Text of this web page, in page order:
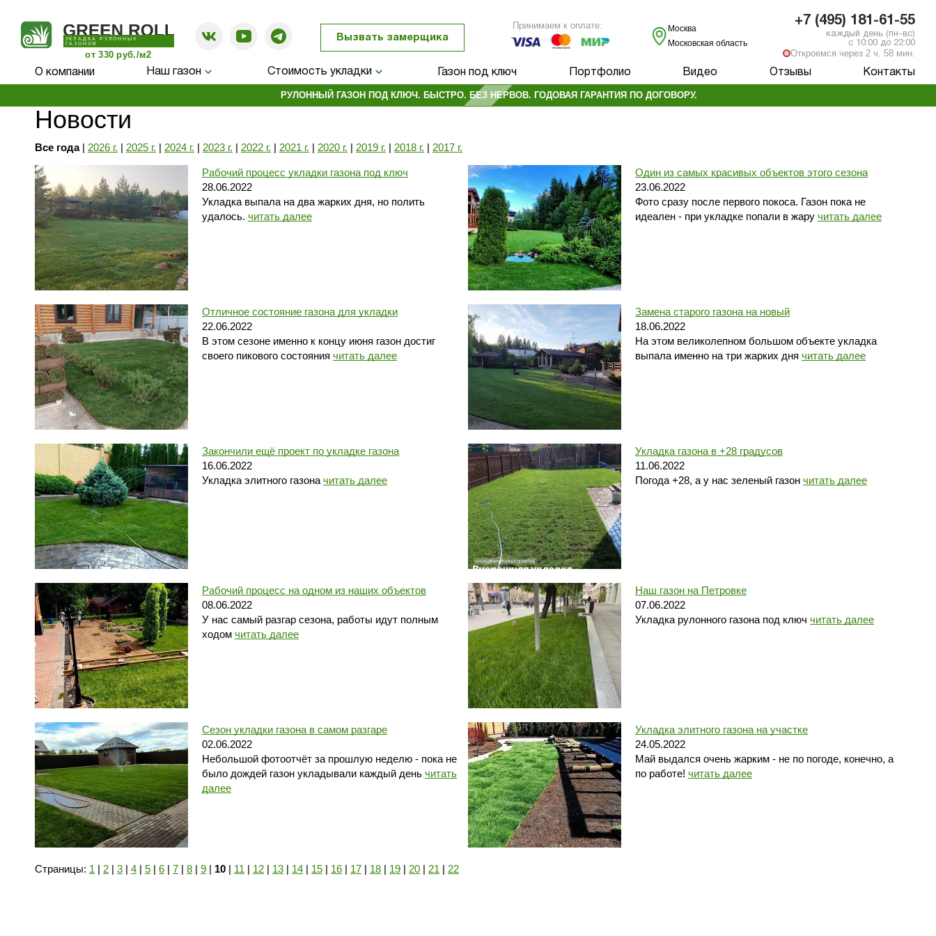
УКЛАДКА РУЛОННЫХ
ГАЗОНОВ
от 330 руб./м2
Вызвать замерщика
Принимаем к оплате:
Москва
Московская область
+7 (495) 181-61-55
каждый день (пн-вс)
с 10:00 до 22:00
Откроемся через 2 ч. 58 мин.
О компании Наш газон Стоимость укладки Газон под ключ Портфолио Видео Отзывы Контакты
РУЛОННЫЙ ГАЗОН ПОД КЛЮЧ. БЫСТРО. БЕЗ НЕРВОВ. ГОДОВАЯ ГАРАНТИЯ ПО ДОГОВОРУ.
Новости
Все года| 2026 г. | 2025 г. | 2024 г. | 2023 г. | 2022 г. | 2021 г. | 2020 г. | 2019 г. | 2018 г. | 2017 г.
Рабочий процесс укладки газона под ключ
28.06.2022
Укладка выпала на два жарких дня, но полить
удалось. читать далее
Один из самых красивых объектов этого сезона
23.06.2022
Фото сразу после первого покоса. Газон пока не
идеален - при укладке попали в жару читать далее
Отличное состояние газона для укладки
22.06.2022
В этом сезоне именно к концу июня газон достиг
своего пикового состояния читать далее
Замена старого газона на новый
18.06.2022
На этом великолепном большом объекте укладка
выпала именно на три жарких дня читать далее
Закончили ещё проект по укладке газона
16.06.2022
Укладка элитного газона читать далее
Укладка газона в +28 градусов
11.06.2022
Погода +28, а у нас зеленый газон читать далее
Рабочий процесс на одном из наших объектов
08.06.2022
У нас самый разгар сезона, работы идут полным
ходом читать далее
Наш газон на Петровке
07.06.2022
Укладка рулонного газона под ключ читать далее
Сезон укладки газона в самом разгаре
02.06.2022
Небольшой фотоотчёт за прошлую неделю - пока не
было дождей газон укладывали каждый день читать
далее
Укладка элитного газона на участке
24.05.2022
Май выдался очень жарким - не по погоде, конечно, а
по работе! читать далее
Страницы: 1 | 2 | 3 | 4 | 5 | 6 | 7 | 8 | 9 | 10 | 11 | 12 | 13 | 14 | 15 | 16 | 17 | 18 | 19 | 20 | 21 | 22